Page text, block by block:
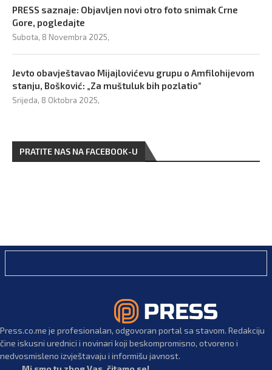
PRESS saznaje: Objavljen novi otro foto snimak Crne
Gore, pogledajte
Subota, 8 Novembra 2025,
Jevto obavještavao Mijajlovićevu grupu o Amfilohijevom
stanju, Bošković: „Za muštuluk bih pozlatio“
Srijeda, 8 Oktobra 2025,
PRATITE NAS NA FACEBOOK-U
Press.co.me je profesionalan, odgovoran portal sa stavom. Redakciju
čine iskusni urednici i novinari koji beskompromisno, otvoreno i
nedvosmisleno izvještavaju i informišu javnost.